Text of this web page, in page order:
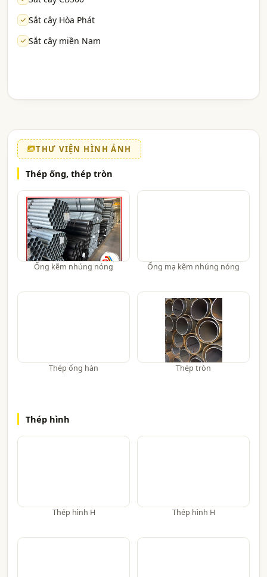
Sắt cây Hòa Phát
Sắt cây miền Nam
THƯ VIỆN HÌNH ẢNH
Thép ống, thép tròn
Ống kẽm nhúng nóng Ống mạ kẽm nhúng nóng
Thép ống hàn Thép tròn
Thép hình
Thép hình H Thép hình H